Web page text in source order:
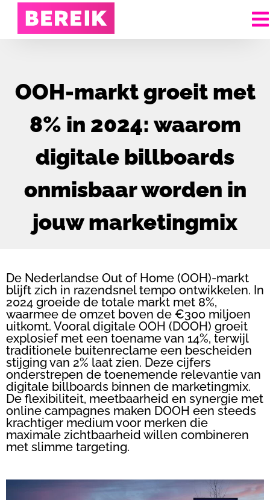
OOH-markt groeit met
8% in 2024: waarom
digitale billboards
onmisbaar worden in
jouw marketingmix
De Nederlandse Out of Home (OOH)-markt
blijft zich in razendsnel tempo ontwikkelen. In
2024 groeide de totale markt met 8%,
waarmee de omzet boven de €300 miljoen
uitkomt. Vooral digitale OOH (DOOH) groeit
explosief met een toename van 14%, terwijl
traditionele buitenreclame een bescheiden
stijging van 2% laat zien. Deze cijfers
onderstrepen de toenemende relevantie van
digitale billboards binnen de marketingmix.
De flexibiliteit, meetbaarheid en synergie met
online campagnes maken DOOH een steeds
krachtiger medium voor merken die
maximale zichtbaarheid willen combineren
met slimme targeting.